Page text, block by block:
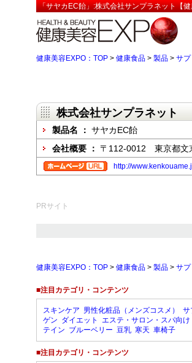
「サヤカEC飴」:株式会社サンプラネット【
健康美容EXPO：TOP > 健康食品 > 製品 > サプ
株式会社サンプラネット
製品名 ： サヤカEC飴
会社概要 ： 〒112-0012 東京都文
http://
PRサイト
健康美容EXPO：TOP > 健康食品 > 製品 > サプ
■注目カテゴリ・コンテンツ
スキンケア 男性化粧品（メンズコスメ） サ
ゲン ダイエット エステ・サロン・スパ向け
テイン ブルーベリー 豆乳 寒天 車椅子
■注目カテゴリ・コンテンツ